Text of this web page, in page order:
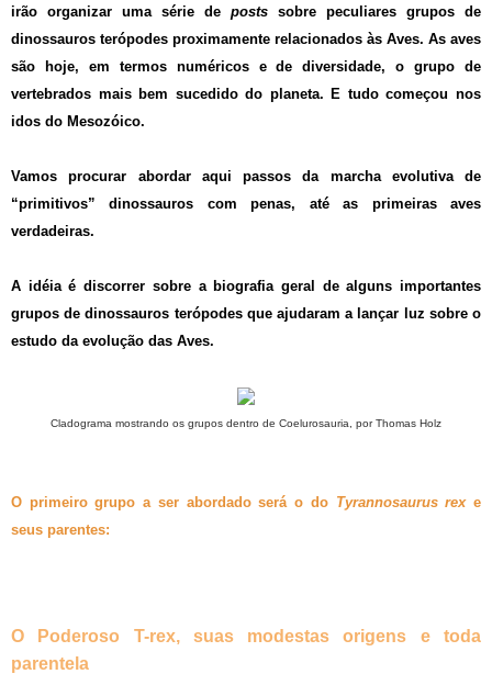
e
b
o
o
k
t
t
r
s
A
p
p
i
l
e
g
r
a
r
e
irão organizar uma série de posts sobre peculiares grupos de
dinossauros terópodes proximamente relacionados às Aves. As aves
são hoje, em termos numéricos e de diversidade, o grupo de
vertebrados mais bem sucedido do planeta. E tudo começou nos
idos do Mesozóico.
Vamos procurar abordar aqui passos da marcha evolutiva de
“primitivos” dinossauros com penas, até as primeiras aves
verdadeiras.
A idéia é discorrer sobre a biografia geral de alguns importantes
grupos de dinossauros terópodes que ajudaram a lançar luz sobre o
estudo da evolução das Aves.
Cladograma mostrando os grupos dentro de Coelurosauria, por Thomas Holz
O primeiro grupo a ser abordado será o do Tyrannosaurus rexe
seus parentes:
O Poderoso T-rex, suas modestas origens e toda
parentela